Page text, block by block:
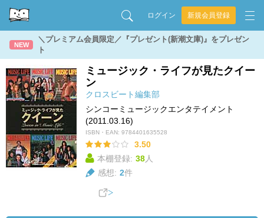
ログイン 新規会員登録
NEW
＼プレミアム会員限定／『プレゼント(新潮文庫)』をプレゼン
ト
ミュージック・ライフが見たクイー
ン
クロスビート編集部
シンコーミュージックエンタテイメント
(2011.03.16)
ISBN・EAN: 9784401635528
3.50
本棚登録: 38人
感想: 2件